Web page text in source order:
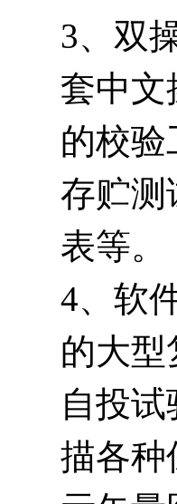
3、双
套中文
的校
存贮测
表等。
4、软
的大
自投
描各种